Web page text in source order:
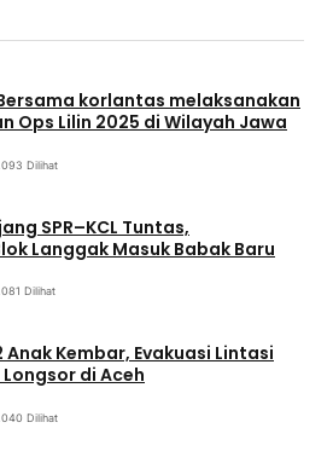
korlantas melaksanakan
Ops Lilin 2025 di Wilayah Jawa
Dilihat
SPR–KCL Tuntas,
Langgak Masuk Babak Baru
Dilihat
Anak Kembar, Evakuasi Lintasi
di Aceh
Dilihat